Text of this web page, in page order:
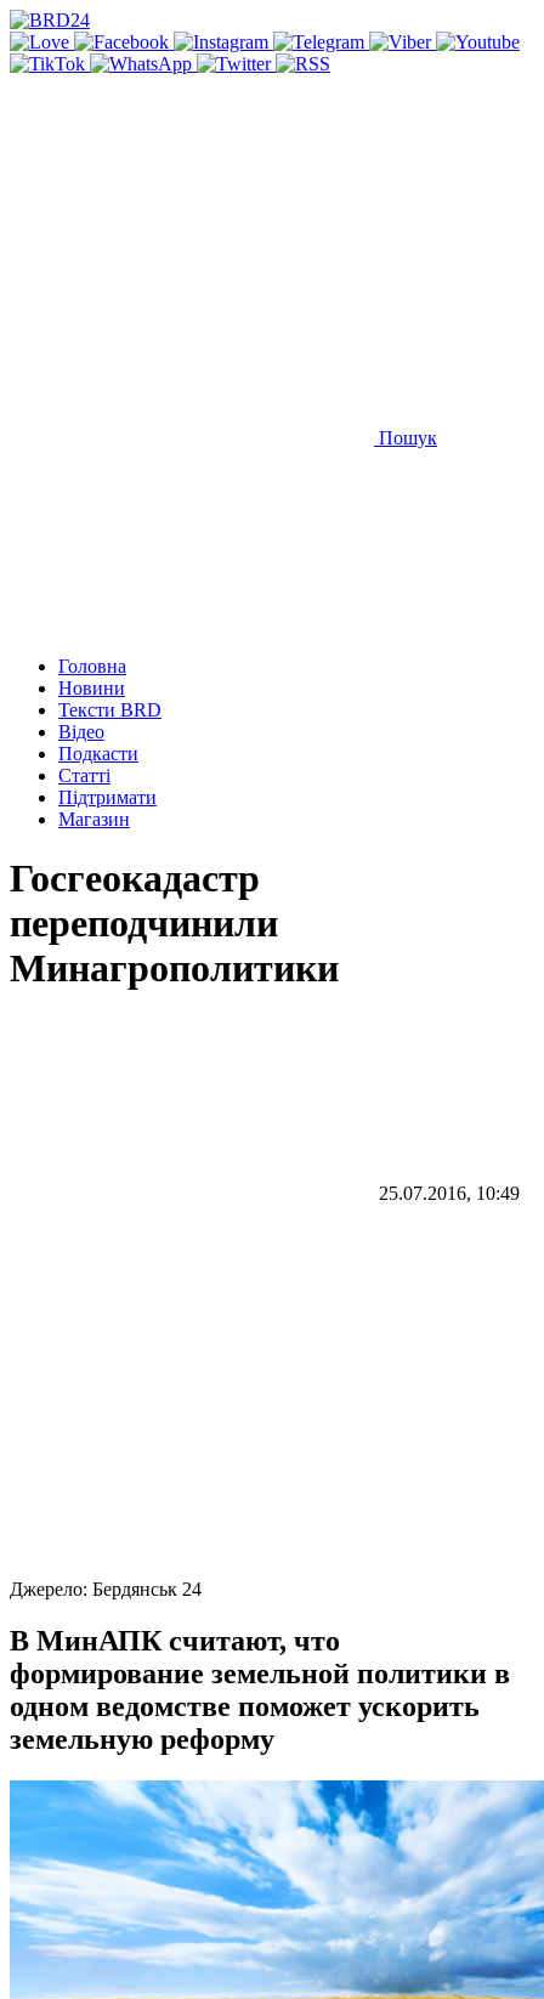
Пошук
Головна
Новини
Тексти BRD
Відео
Подкасти
Статті
Підтримати
Магазин
Госгеокадастр
переподчинили
Минагрополитики
25.07.2016, 10:49
Джерело: Бердянськ 24
В МинАПК считают, что
формирование земельной политики в
одном ведомстве поможет ускорить
земельную реформу